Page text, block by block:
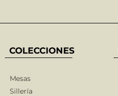
COLECCIONES
Mesas
Sillería